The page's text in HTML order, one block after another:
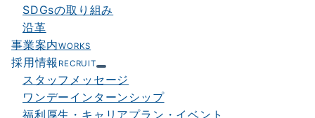
SDGsの取り組み
沿革
事業案内WORKS
採用情報 RECRUIT
スタッフメッセージ
ワンデーインターンシップ
福利厚生・キャリアプラン・イベント